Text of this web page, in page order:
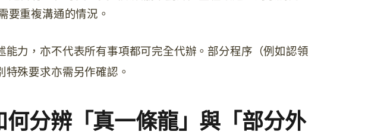
要重複溝通的情況。
力，亦不代表所有事項都可完全代辦。部分程序（例如認領
殊要求亦需另作確認。
分辨「真一條龍」與「部分外